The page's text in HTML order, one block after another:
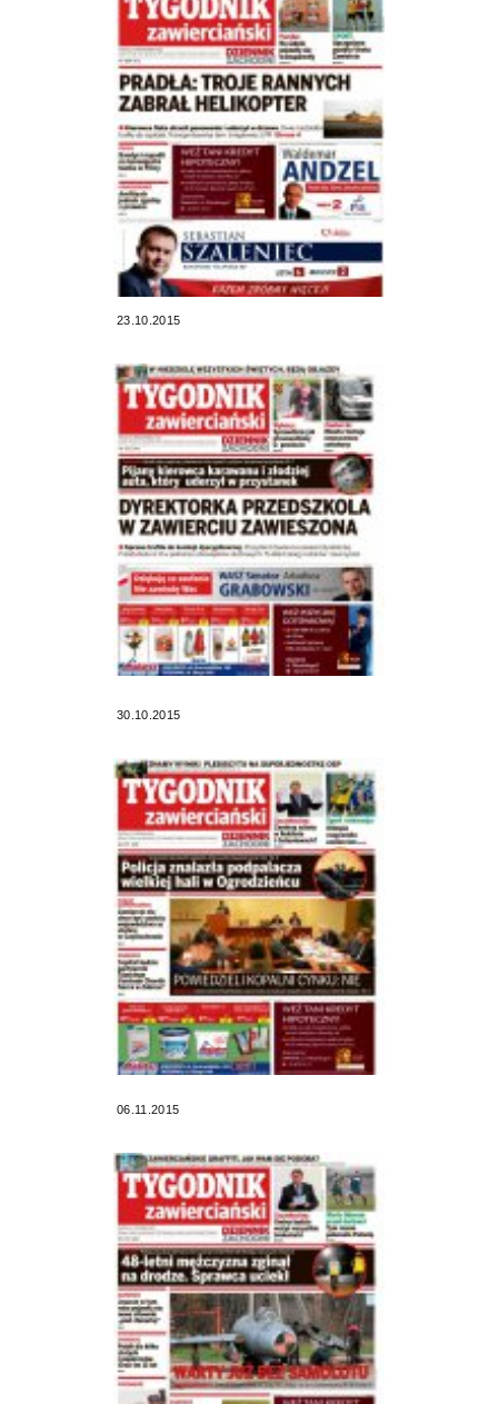
23.10.2015
30.10.2015
06.11.2015